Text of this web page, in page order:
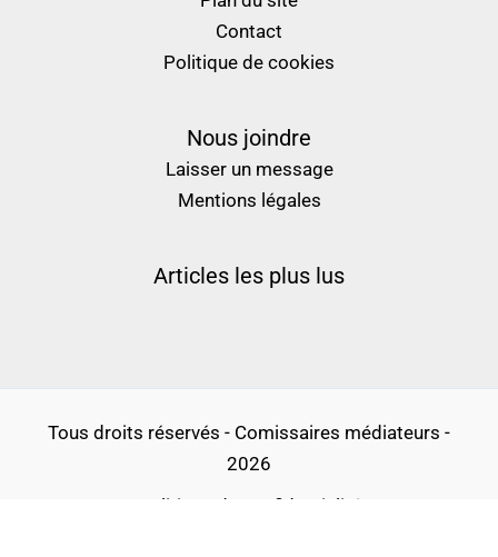
Contact
Politique de cookies
Nous joindre
Laisser un message
Mentions légales
Articles les plus lus
Tous droits réservés - Comissaires médiateurs -
2026
Politique de confidentialité